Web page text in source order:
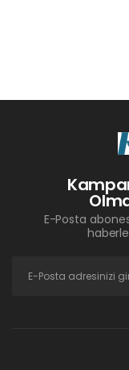
E-Posta